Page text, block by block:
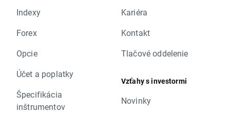
Indexy
Forex
Opcie
Účet a poplatky
Špecifikácia
inštrumentov
Kariéra
Kontakt
Tlačové oddelenie
Vzťahy s investormi
Novinky